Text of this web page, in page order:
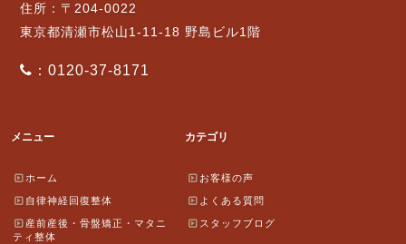
住所：〒204-0022
東京都清瀬市松山1-11-18 野島ビル1階
：0120-37-8171
メニュー
ホーム
自律神経回復整体
産前産後・骨盤矯正・マタニ
ティ整体
カテゴリ
お客様の声
よくある質問
スタッフブログ